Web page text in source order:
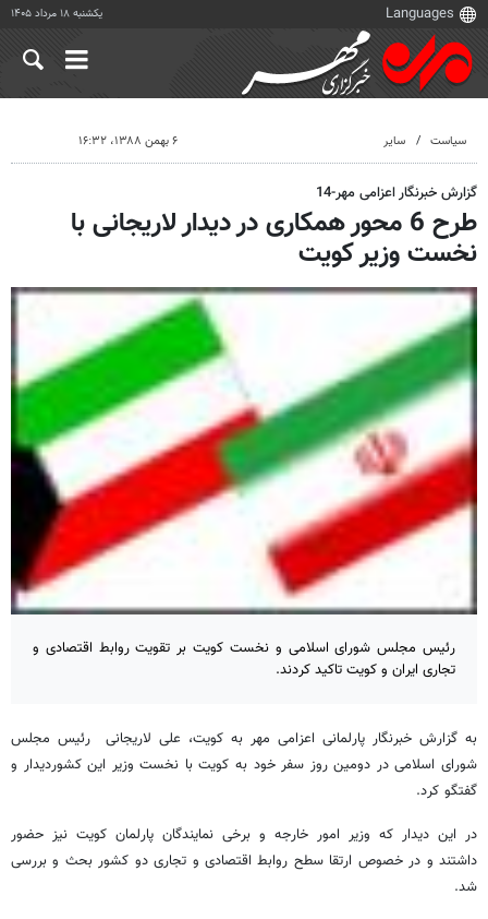
یکشنبه ۱۸ مرداد ۱۴۰۵
سیاست سایر ۶ بهمن ۱۳۸۸، ۱۶:۳۲
گزارش خبرنگار اعزامی مهر-14
طرح 6 محور همکاری در دیدار لاریجانی با
نخست وزیر کویت
رئیس مجلس شورای اسلامی و نخست کویت بر تقویت روابط اقتصادی و
تجاری ایران و کویت تاکید کردند.
به گزارش خبرنگار پارلمانی اعزامی مهر به کویت، علی لاریجانی رئیس مجلس
شورای اسلامی در دومین روز سفر خود به کویت با نخست وزیر این کشوردیدار و
گفتگو کرد.
در این دیدار که وزیر امور خارجه و برخی نمایندگان پارلمان کویت نیز حضور
داشتند و در خصوص ارتقا سطح روابط اقتصادی و تجاری دو کشور بحث و بررسی
شد.